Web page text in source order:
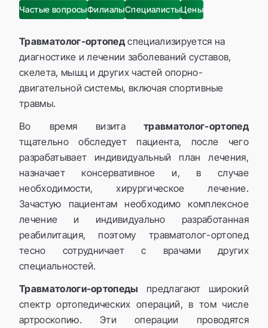
Частые вопросыФилиалыСпециалистыЦены
Травматолог-ортопед специализируется на
диагностике и лечении заболеваний суставов,
скелета, мышц и других частей опорно-
двигательной системы, включая спортивные
травмы.
Во время визита травматолог-ортопед
тщательно обследует пациента, после чего
разрабатывает индивидуальный план лечения,
назначает консервативное и, в случае
необходимости, хирургическое лечение.
Зачастую пациентам необходимо комплексное
лечение и индивидуально разработанная
реабилитация, поэтому травматолог-ортопед
тесно сотрудничает с врачами других
специальностей.
Травматологи-ортопеды предлагают широкий
спектр ортопедических операций, в том числе
артроскопию. Эти операции проводятся